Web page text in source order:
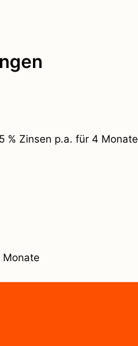
% Zinsen p.a. für 4 Monate
Monate